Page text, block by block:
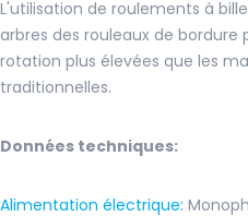
L'utilisation de roulements à
arbres des rouleaux de bordure
rotation plus élevées que les
traditionnelles.
Données techniques:
Alimentation électrique: M